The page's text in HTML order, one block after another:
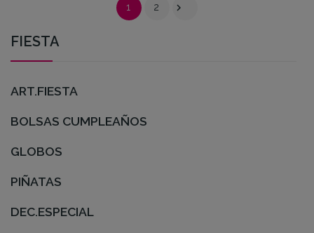
FIESTA
ART.FIESTA
BOLSAS CUMPLEAÑOS
GLOBOS
PIÑATAS
DEC.ESPECIAL
1 2 